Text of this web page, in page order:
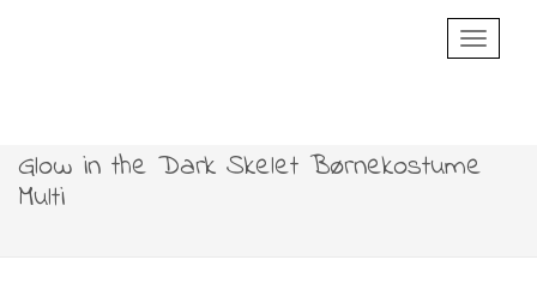
Toggle
Glow in the Dark Skelet Børnekostume
Multi